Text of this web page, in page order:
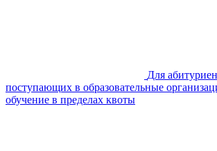
Для
поступающих в образовательные
обучение в пределах квоты